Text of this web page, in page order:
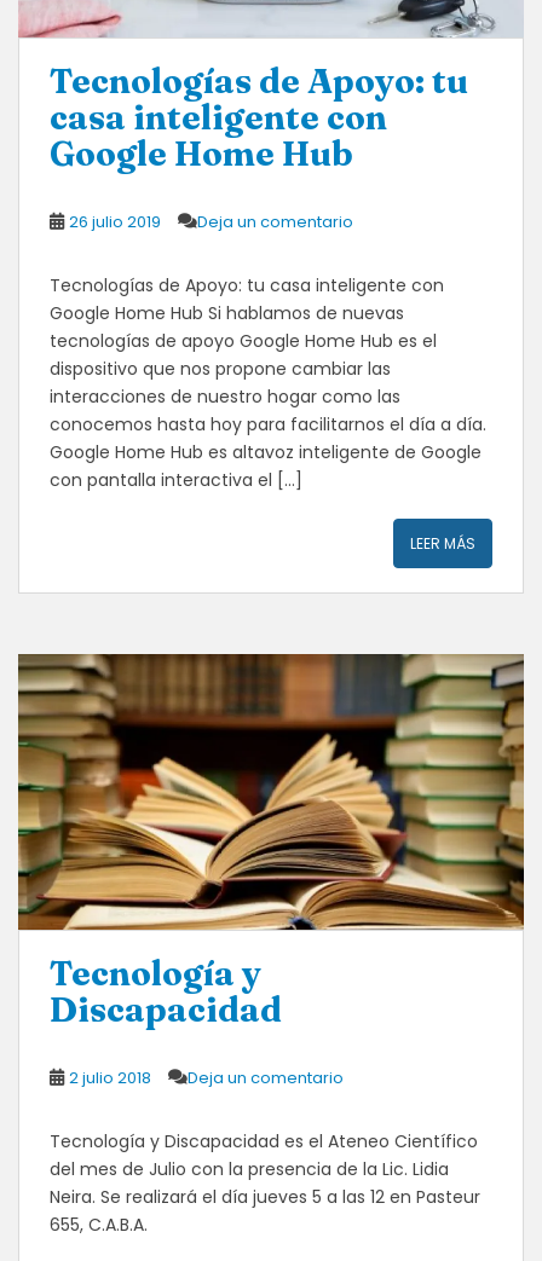
Tecnologías de Apoyo: tu
casa inteligente con
Google Home Hub
26 julio 2019 Deja un comentario
Tecnologías de Apoyo: tu casa inteligente con
Google Home Hub Si hablamos de nuevas
tecnologías de apoyo Google Home Hub es el
dispositivo que nos propone cambiar las
interacciones de nuestro hogar como las
conocemos hasta hoy para facilitarnos el día a día.
Google Home Hub es altavoz inteligente de Google
con pantalla interactiva el […]
LEER MÁS
Tecnología y
Discapacidad
2 julio 2018 Deja un comentario
Tecnología y Discapacidad es el Ateneo Científico
del mes de Julio con la presencia de la Lic. Lidia
Neira. Se realizará el día jueves 5 a las 12 en Pasteur
655, C.A.B.A.